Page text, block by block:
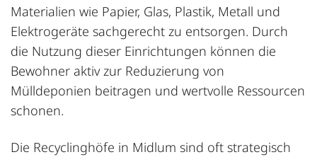
Materialien wie Papier, Glas, Plastik, Metall und
Elektrogeräte sachgerecht zu entsorgen. Durch
die Nutzung dieser Einrichtungen können die
Bewohner aktiv zur Reduzierung von
Mülldeponien beitragen und wertvolle Ressourcen
schonen.
Die Recyclinghöfe in Midlum sind oft strategisch